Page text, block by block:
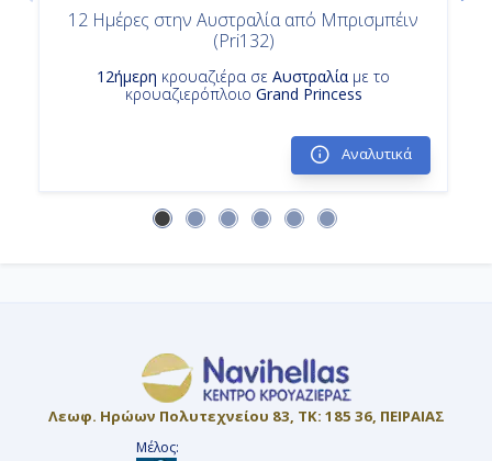
12 Ημέρες στην Αυστραλία από Μπρισμπέιν
(Pri132)
12ήμερη κρουαζιέρα σε Αυστραλία με το
κρουαζιερόπλοιο Grand Princess
Αναλυτικά
Λεωφ. Ηρώων Πολυτεχνείου 83, ΤΚ: 185 36, ΠΕΙΡΑΙΑΣ
Μέλος: